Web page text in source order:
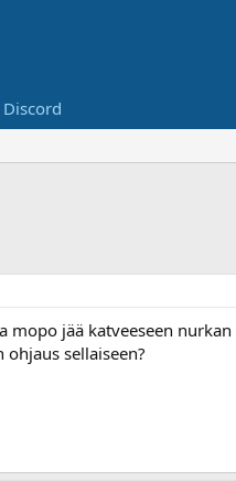
Discord
mopo jää katveeseen
sellaiseen?